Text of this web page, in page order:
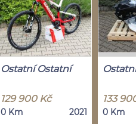
Ostatní Ostatní
129 900 Kč
0 Km 2021
133
0 Km